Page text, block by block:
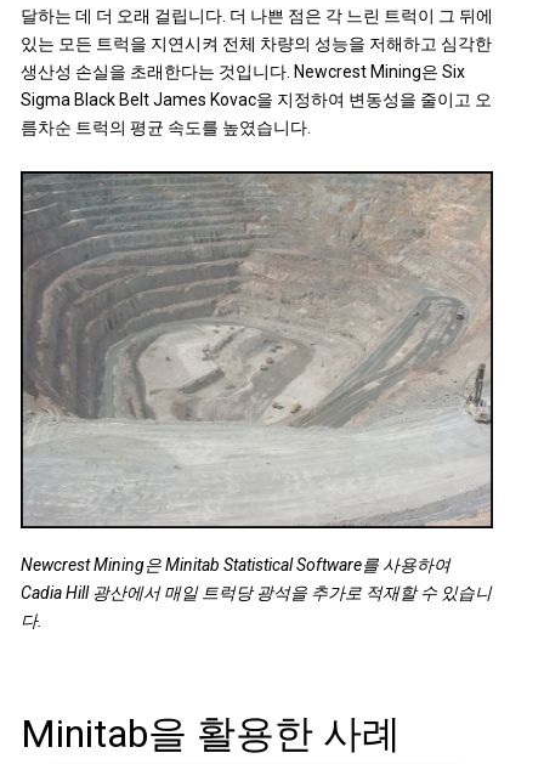
달하는 데 더 오래 걸립니다. 더 나쁜 점은 각 느린 트럭이 그 뒤에
있는 모든 트럭을 지연시켜 전체 차량의 성능을 저해하고 심각한
생산성 손실을 초래한다는 것입니다. Newcrest Mining은 Six
Sigma Black Belt James Kovac을 지정하여 변동성을 줄이고 오
름차순 트럭의 평균 속도를 높였습니다.
Newcrest Mining은 Minitab Statistical Software를 사용하여
Cadia Hill 광산에서 매일 트럭당 광석을 추가로 적재할 수 있습니
다.
Minitab을 활용한 사례